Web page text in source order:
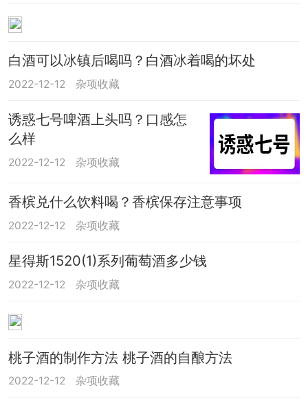
白酒可以冰镇后喝吗？白酒冰着喝的坏处
2022-12-12 杂项收藏
诱惑七号啤酒上头吗？口感怎
么样
2022-12-12 杂项收藏
香槟兑什么饮料喝？香槟保存注意事项
2022-12-12 杂项收藏
星得斯1520(1)系列葡萄酒多少钱
2022-12-12 杂项收藏
桃子酒的制作方法 桃子酒的自酿方法
2022-12-12 杂项收藏